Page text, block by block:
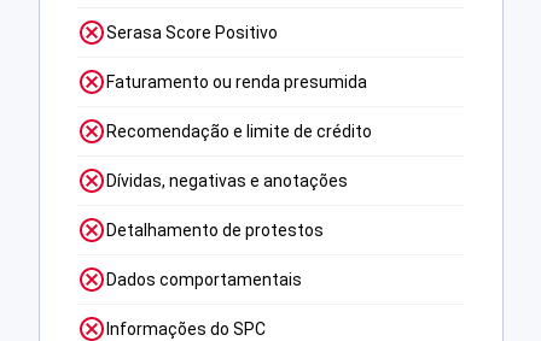
Serasa Score Positivo
Faturamento ou renda presumida
Recomendação e limite de crédito
Dívidas, negativas e anotações
Detalhamento de protestos
Dados comportamentais
Informações do SPC